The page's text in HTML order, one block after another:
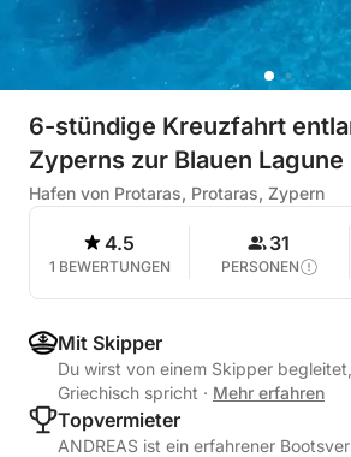
6-stündige Kreuzfahrt
Zyperns zur Blauen Lagune
Hafen von Protaras, Protaras, Zypern
4.5
1 BEWERTUNGEN
31
PERSONEN
Mit Skipper
Du wirst von einem Skipper
Griechisch spricht · Mehr erfahren
Topvermieter
ANDREAS ist ein erfahrener